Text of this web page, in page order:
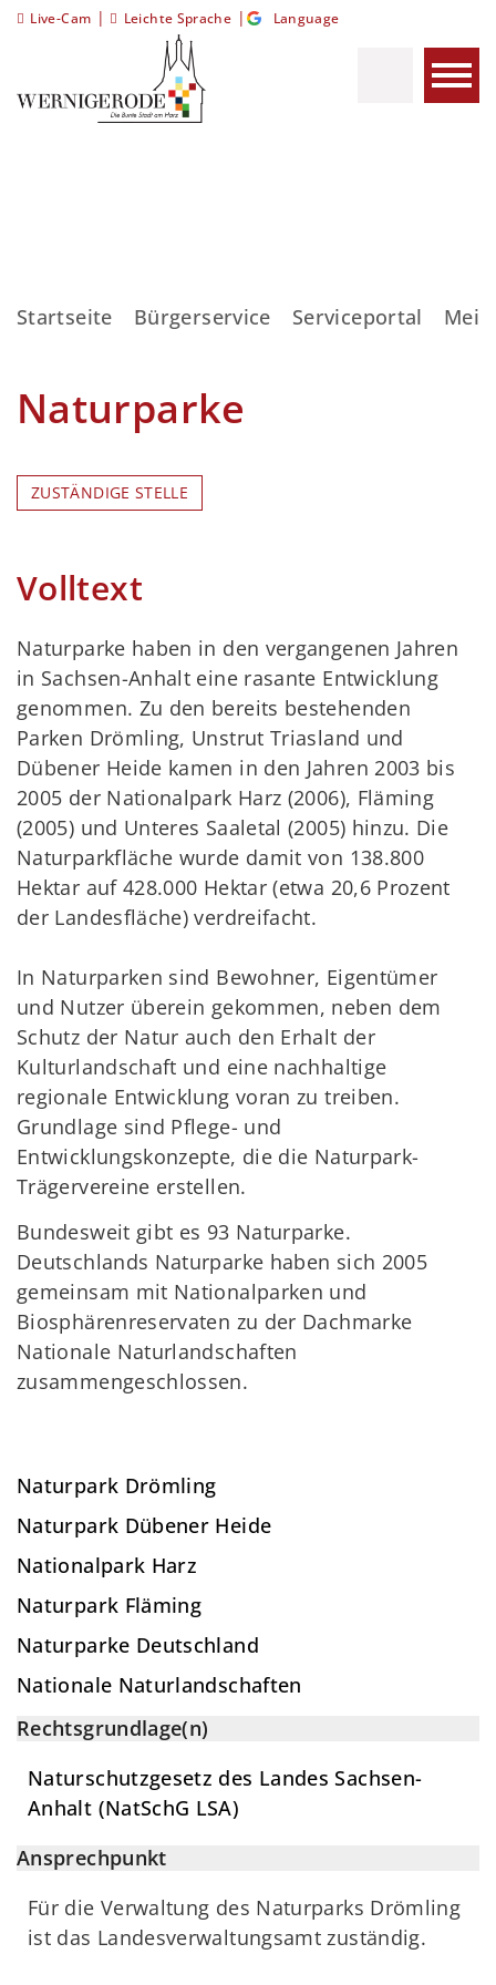
Live-Cam | Leichte Sprache | Language
Startseite Bürgerservice Serviceportal
Naturparke
ZUSTÄNDIGE STELLE
Volltext
Naturparke haben in den vergangenen Jahren
in Sachsen-Anhalt eine rasante Entwicklung
genommen. Zu den bereits bestehenden
Parken Drömling, Unstrut Triasland und
Dübener Heide kamen in den Jahren 2003 bis
2005 der Nationalpark Harz (2006), Fläming
(2005) und Unteres Saaletal (2005) hinzu. Die
Naturparkfläche wurde damit von 138.800
Hektar auf 428.000 Hektar (etwa 20,6 Prozent
der Landesfläche) verdreifacht.
In Naturparken sind Bewohner, Eigentümer
und Nutzer überein gekommen, neben dem
Schutz der Natur auch den Erhalt der
Kulturlandschaft und eine nachhaltige
regionale Entwicklung voran zu treiben.
Grundlage sind Pflege- und
Entwicklungskonzepte, die die Naturpark-
Trägervereine erstellen.
Bundesweit gibt es 93 Naturparke.
Deutschlands Naturparke haben sich 2005
gemeinsam mit Nationalparken und
Biosphärenreservaten zu der Dachmarke
Nationale Naturlandschaften
zusammengeschlossen.
Naturpark Drömling
Naturpark Dübener Heide
Nationalpark Harz
Naturpark Fläming
Naturparke Deutschland
Nationale Naturlandschaften
Rechtsgrundlage(n)
Naturschutzgesetz des Landes Sachsen-
Anhalt (NatSchG LSA)
Ansprechpunkt
Für die Verwaltung des Naturparks Drömling
ist das Landesverwaltungsamt zuständig.